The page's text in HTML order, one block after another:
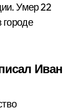
Умер 22
городе
Иван